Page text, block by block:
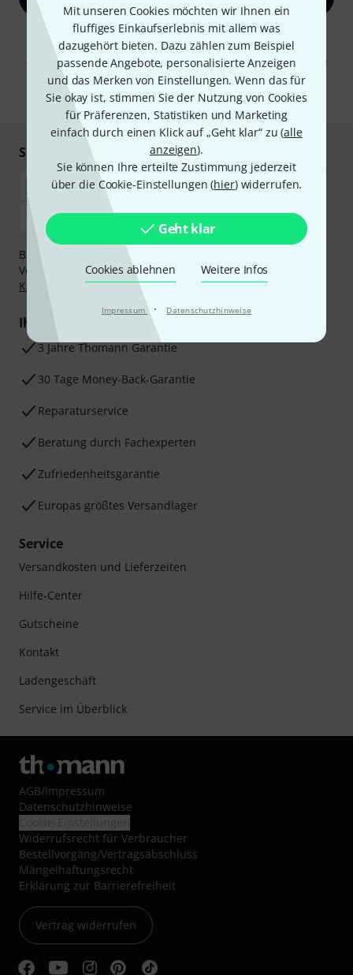
Mit unseren Cookies möchten wir Ihnen ein
fluffiges Einkaufserlebnis mit allem was
dazugehört bieten. Dazu zählen zum Beispiel
passende Angebote, personalisierte Anzeigen
und das Merken von Einstellungen. Wenn das für
Sie okay ist, stimmen Sie der Nutzung von Cookies
für Präferenzen, Statistiken und Marketing
einfach durch einen Klick auf „Geht klar“ zu (alle
anzeigen).
Sie können Ihre erteilte Zustimmung jederzeit
über die Cookie-Einstellungen (hier) widerrufen.
Geht klar
Cookies ablehnen Weitere Infos
Impressum · Datenschutzhinweise
Mit Klick auf „Jetzt anmelden“ stimmen Sie dem Erhalt von E-Mail-
Werbung und einer Messung des E-Mail-Nutzungsverhaltens zu. Die
Abmeldung ist jederzeit möglich. Weitere Informationen finden Sie in
unseren
Datenschutzhinweisen
* Pflichtfeld
Sicher einkaufen & bezahlen
Bezahlen Sie vertraulich und sicher per Nachnahme,
Vorkasse, PayPal, Amazon Pay,
Klarna Sofort bezahlen
Klarna Ratenzahlungoder Kreditkarte.
Ihre Vorteile
3 Jahre Thomann Garantie
30 Tage Money-Back-Garantie
Reparaturservice
Beratung durch Fachexperten
Zufriedenheitsgarantie
Europas größtes Versandlager
Service
Versandkosten und Lieferzeiten
Hilfe-Center
Gutscheine
Kontakt
Ladengeschäft
Service im Überblick
AGB/Impressum
Datenschutzhinweise
Widerrufsrecht für Verbraucher
Bestellvorgang/Vertragsabschluss
Mängelhaftungsrecht
Erklärung zur Barrierefreiheit
Vertrag widerrufen